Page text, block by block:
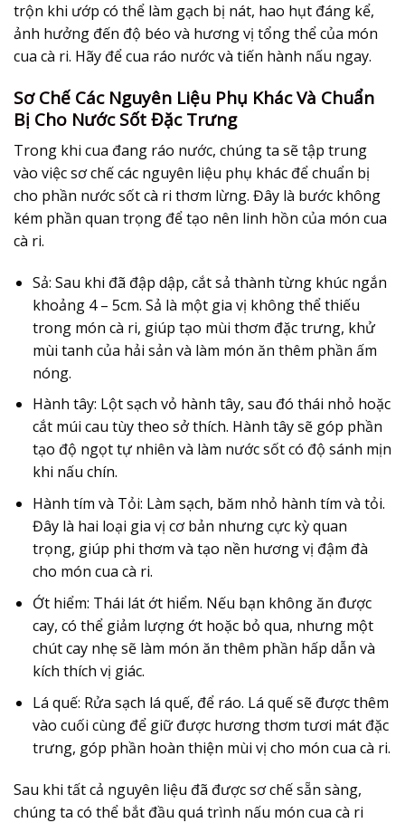
trộn khi ướp có thể làm gạch bị nát, hao hụt đáng kể,
ảnh hưởng đến độ béo và hương vị tổng thể của món
cua cà ri. Hãy để cua ráo nước và tiến hành nấu ngay.
Sơ Chế Các Nguyên Liệu Phụ Khác Và Chuẩn
Bị Cho Nước Sốt Đặc Trưng
Trong khi cua đang ráo nước, chúng ta sẽ tập trung
vào việc sơ chế các nguyên liệu phụ khác để chuẩn bị
cho phần nước sốt cà ri thơm lừng. Đây là bước không
kém phần quan trọng để tạo nên linh hồn của món cua
cà ri.
Sả: Sau khi đã đập dập, cắt sả thành từng khúc ngắn
khoảng 4 – 5cm. Sả là một gia vị không thể thiếu
trong món cà ri, giúp tạo mùi thơm đặc trưng, khử
mùi tanh của hải sản và làm món ăn thêm phần ấm
nóng.
Hành tây: Lột sạch vỏ hành tây, sau đó thái nhỏ hoặc
cắt múi cau tùy theo sở thích. Hành tây sẽ góp phần
tạo độ ngọt tự nhiên và làm nước sốt có độ sánh mịn
khi nấu chín.
Hành tím và Tỏi: Làm sạch, băm nhỏ hành tím và tỏi.
Đây là hai loại gia vị cơ bản nhưng cực kỳ quan
trọng, giúp phi thơm và tạo nền hương vị đậm đà
cho món cua cà ri.
Ớt hiểm: Thái lát ớt hiểm. Nếu bạn không ăn được
cay, có thể giảm lượng ớt hoặc bỏ qua, nhưng một
chút cay nhẹ sẽ làm món ăn thêm phần hấp dẫn và
kích thích vị giác.
Lá quế: Rửa sạch lá quế, để ráo. Lá quế sẽ được thêm
vào cuối cùng để giữ được hương thơm tươi mát đặc
trưng, góp phần hoàn thiện mùi vị cho món cua cà ri.
Sau khi tất cả nguyên liệu đã được sơ chế sẵn sàng,
chúng ta có thể bắt đầu quá trình nấu món cua cà ri